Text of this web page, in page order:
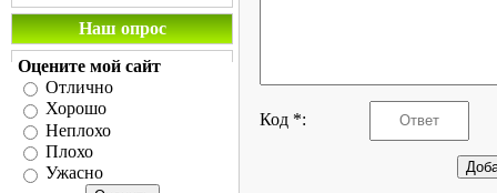
Наш опрос
Оцените мой сайт
Отлично
Хорошо
Неплохо
Плохо
Ужасно
Код *: